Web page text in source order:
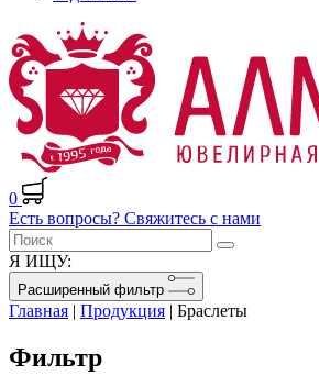
0
Есть вопросы? Свяжитесь с нами
Я ИЩУ:
Расширенный фильтр
Главная | Продукция | Браслеты
Фильтр